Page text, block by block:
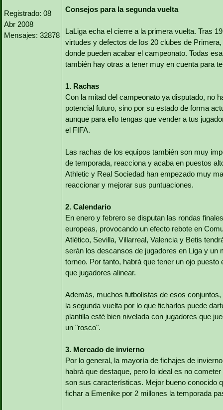
Registrado: 08
Abr 2008
Mensajes: 32878
Consejos para la segunda vuelta
LaLiga echa el cierre a la primera vuelta. Tras
virtudes y defectos de los 20 clubes de
donde pueden acabar el campeonato. Todas
también hay otras a tener muy en cuenta para
1. Rachas
Con la mitad del campeonato ya disputado, no
potencial futuro, sino por su estado de forma
aunque para ello tengas que vender a tus
el FIFA.
Las rachas de los equipos también son muy
de temporada, reacciona y acaba en puestos
Athletic y Real Sociedad han empezado muy
reaccionar y mejorar sus puntuaciones.
2. Calendario
En enero y febrero se disputan las rondas
europeas, provocando un efecto rebote en
Atlético, Sevilla, Villarreal, Valencia y Betis
serán los descansos de jugadores en Liga y
torneo. Por tanto, habrá que tener un ojo
que jugadores alinear.
Además, muchos futbolistas de esos
la segunda vuelta por lo que ficharlos puede
plantilla esté bien nivelada con jugadores que
un "rosco".
3. Mercado de invierno
Por lo general, la mayoría de fichajes de
habrá que destaque, pero lo ideal es no
son sus características. Mejor bueno conocido
fichar a Emenike por 2 millones la temporada